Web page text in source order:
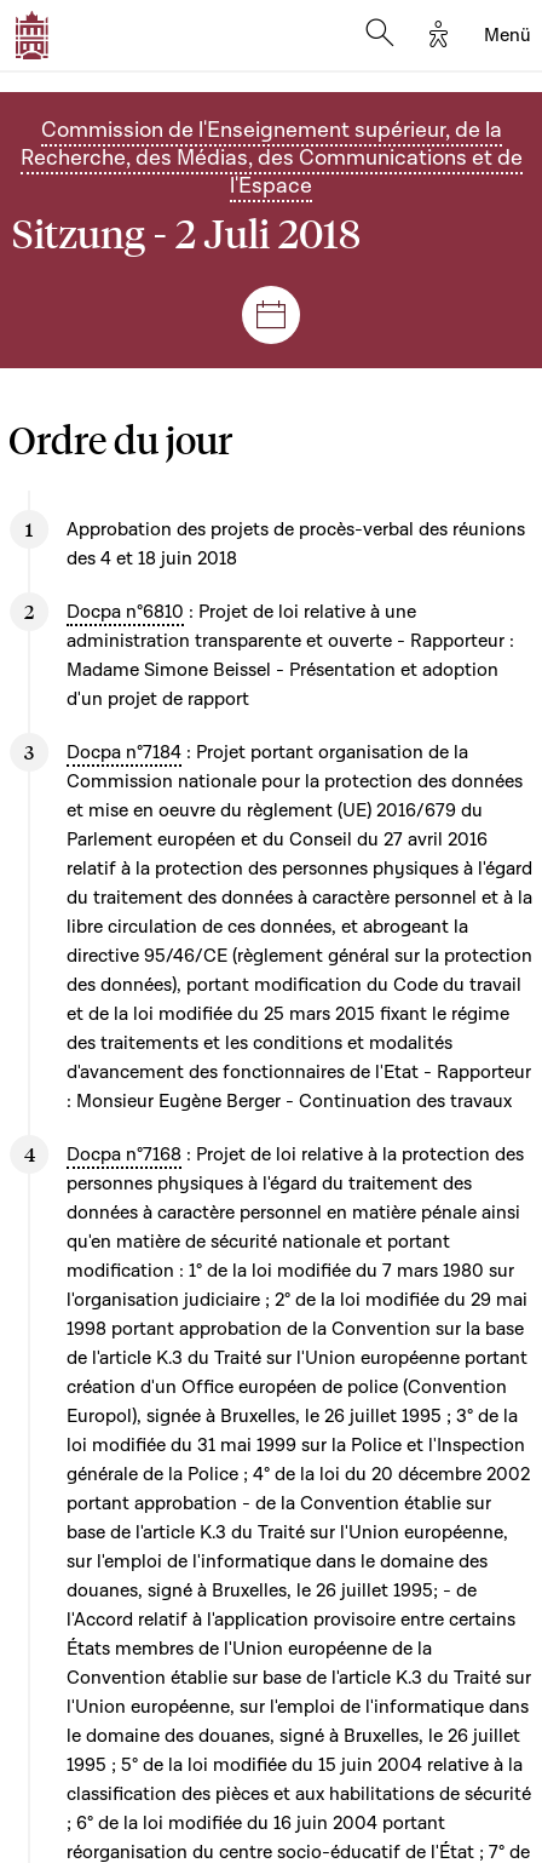
Options
Menü
Commission de l'Enseignement supérieur, de la
Recherche, des Médias, des Communications et de
l'Espace
Sitzung - 2 Juli 2018
Plenar- und
Ordre du jour
Approbation des projets de procès-verbal des réunions
des 4 et 18 juin 2018
Docpa n°6810 : Projet de loi relative à une
administration transparente et ouverte - Rapporteur :
Madame Simone Beissel - Présentation et adoption
d'un projet de rapport
Docpa n°7184 : Projet portant organisation de la
Commission nationale pour la protection des données
et mise en oeuvre du règlement (UE) 2016/679 du
Parlement européen et du Conseil du 27 avril 2016
relatif à la protection des personnes physiques à l'égard
du traitement des données à caractère personnel et à la
libre circulation de ces données, et abrogeant la
directive 95/46/CE (règlement général sur la protection
des données), portant modification du Code du travail
et de la loi modifiée du 25 mars 2015 fixant le régime
des traitements et les conditions et modalités
d'avancement des fonctionnaires de l'Etat - Rapporteur
: Monsieur Eugène Berger - Continuation des travaux
Docpa n°7168 : Projet de loi relative à la protection des
personnes physiques à l'égard du traitement des
données à caractère personnel en matière pénale ainsi
qu'en matière de sécurité nationale et portant
modification : 1° de la loi modifiée du 7 mars 1980 sur
l'organisation judiciaire ; 2° de la loi modifiée du 29 mai
1998 portant approbation de la Convention sur la base
de l'article K.3 du Traité sur l'Union européenne portant
création d'un Office européen de police (Convention
Europol), signée à Bruxelles, le 26 juillet 1995 ; 3° de la
loi modifiée du 31 mai 1999 sur la Police et l'Inspection
générale de la Police ; 4° de la loi du 20 décembre 2002
portant approbation - de la Convention établie sur
base de l'article K.3 du Traité sur l'Union européenne,
sur l'emploi de l'informatique dans le domaine des
douanes, signé à Bruxelles, le 26 juillet 1995; - de
l'Accord relatif à l'application provisoire entre certains
États membres de l'Union européenne de la
Convention établie sur base de l'article K.3 du Traité sur
l'Union européenne, sur l'emploi de l'informatique dans
le domaine des douanes, signé à Bruxelles, le 26 juillet
1995 ; 5° de la loi modifiée du 15 juin 2004 relative à la
classification des pièces et aux habilitations de sécurité
; 6° de la loi modifiée du 16 juin 2004 portant
réorganisation du centre socio-éducatif de l'État ; 7° de